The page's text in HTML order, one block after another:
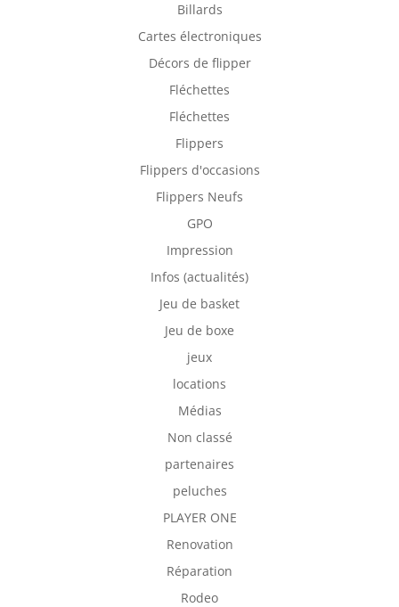
Billards
Cartes électroniques
Décors de flipper
Fléchettes
Fléchettes
Flippers
Flippers d'occasions
Flippers Neufs
GPO
Impression
Infos (actualités)
Jeu de basket
Jeu de boxe
jeux
locations
Médias
Non classé
partenaires
peluches
PLAYER ONE
Renovation
Réparation
Rodeo